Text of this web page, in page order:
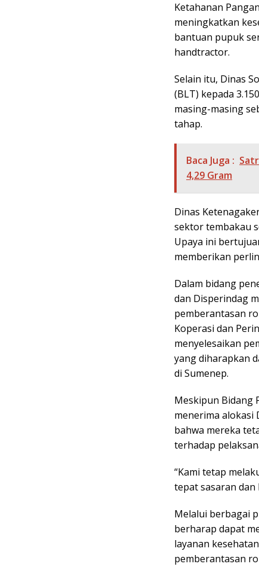
Ketahanan
meningkatkan
bantuan pupuk
handtractor.
Selain itu, Dinas
(BLT) kepada
masing-masing
tahap.
Baca Juga :
4,29 Gram
Dinas
sektor tembakau
Upaya ini
memberikan
Dalam bidang
dan Disperindag
pemberantasan
Koperasi dan
menyelesaikan
yang diharapkan
di Sumenep.
Meskipun Bidang
menerima alokasi
bahwa mereka
terhadap
“Kami tetap
tepat sasaran dan
Melalui berbagai
berharap dapat
layanan
pemberantasan